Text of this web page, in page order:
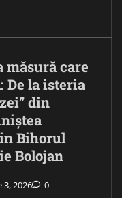
măsură care
De la isteria
din
Bihorul
Bolojan
3, 2026 0